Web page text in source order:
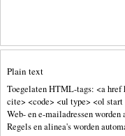
Plain text
Toegelaten HTML-tags: <a href
cite> <code> <ul type> <ol
Web- en e-mailadressen
Regels en alinea's worden